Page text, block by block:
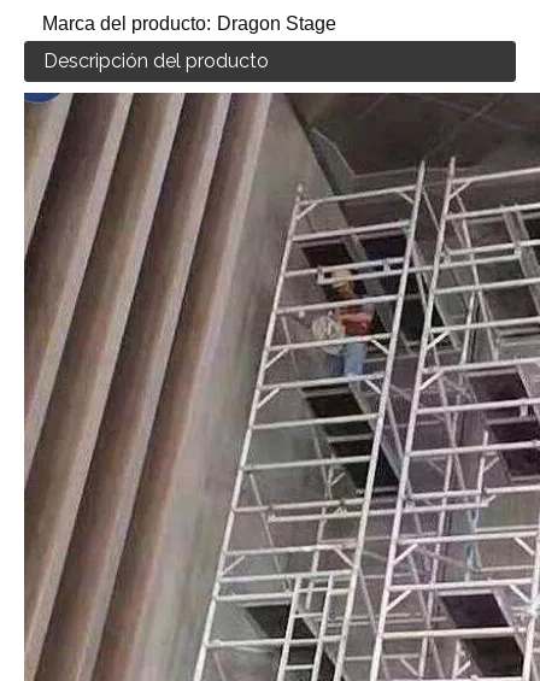
Marca del producto: Dragon Stage
Descripción del producto